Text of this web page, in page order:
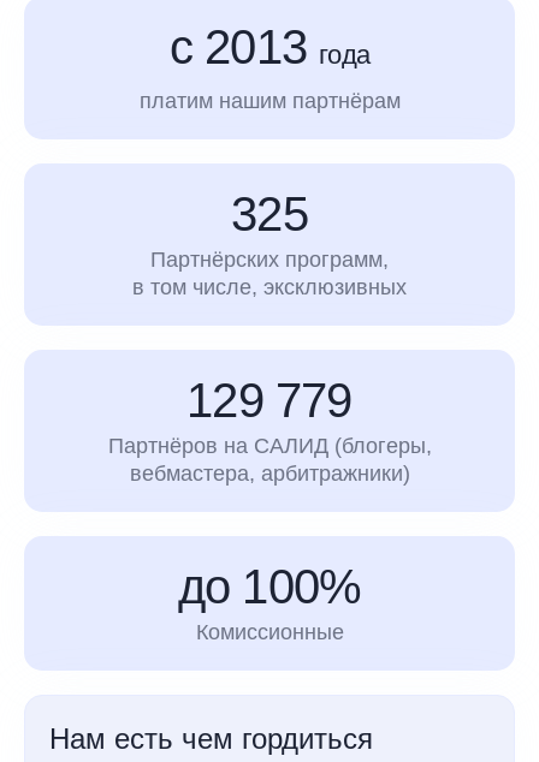
с 2013 года
платим нашим партнёрам
325
Партнёрских программ,
в том числе, эксклюзивных
129 779
Партнёров на САЛИД (блогеры,
вебмастера, арбитражники)
до 100%
Комиссионные
Нам есть чем гордиться